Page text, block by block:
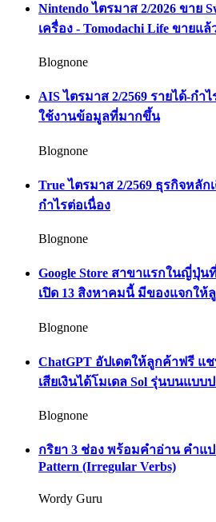
Nintendo ไตรมาส 2/2026 ขาย
เครื่อง - Tomodachi Life ขายแ
Blognone
AIS ไตรมาส 2/2569 รายได้-ก
ใช้งานข้อมูลที่มากขึ้น
Blognone
True ไตรมาส 2/2569 ธุรกิจหลั
กำไรต่อเนื่อง
Blognone
Google Store สาขาแรกในญี่ปุ่น
เปิด 13 สิงหาคมนี้ มีของแจกให้
Blognone
ChatGPT อัปเดตให้ลูกค้าฟรี แ
เสียเงินได้โมเดล Sol รุ่นบนแบบ
Blognone
กริยา 3 ช่อง พร้อมคำอ่าน คำแ
Pattern (Irregular Verbs)
Wordy Guru